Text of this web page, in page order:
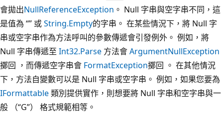
會拋出NullReferenceException 。 Null 字串與空字串不同，這
是值為 “” 或String.Empty的字串。 在某些情況下，將 Null 字
串或空字串作為方法呼叫的參數傳遞會引發例外。 例如，將
Null 字串傳遞至 Int32.Parse 方法會ArgumentNullException
擲回 ，而傳遞空字串會 FormatException擲回 。 在其他情況
下，方法自變數可以是 Null 字串或空字串。 例如，如果您要為
IFormattable類別提供實作，則想要將 Null 字串和空字串與一
般 （“G”） 格式規範相等。